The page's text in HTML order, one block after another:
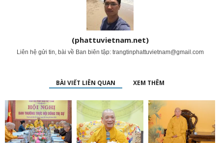
(phattuvietnam.net)
Liên hệ gửi tin, bài về Ban biên tập: trangtinphattuvietnam@gmail.com
BÀI VIẾT LIÊN QUAN XEM THÊM